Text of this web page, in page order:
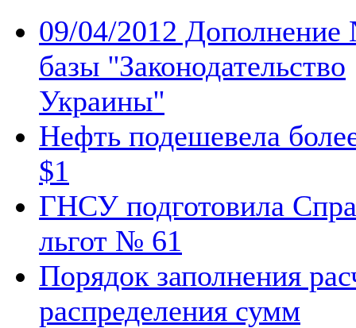
09/04/2012
базы ''Законодательство
Украины''
Нефть подешевела
$1
ГНСУ подготовила
льгот № 61
Порядок заполнения
распределения сумм